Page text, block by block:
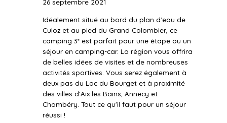
26 septembre 2021
Idéalement situé au bord du plan d'eau de
Culoz et au pied du Grand Colombier, ce
camping 3* est parfait pour une étape ou un
séjour en camping-car. La région vous offrira
de belles idées de visites et de nombreuses
activités sportives. Vous serez également à
deux pas du Lac du Bourget et à proximité
des villes d'Aix les Bains, Annecy et
Chambéry. Tout ce qu'il faut pour un séjour
réussi !